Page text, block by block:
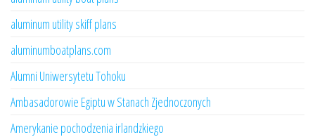
aluminum utility skiff plans
aluminumboatplans.com
Alumni Uniwersytetu Tohoku
Ambasadorowie Egiptu w Stanach Zjednoczonych
Amerykanie pochodzenia irlandzkiego